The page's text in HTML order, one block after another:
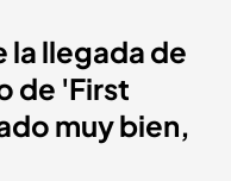
la llegada de
de 'First
muy bien,